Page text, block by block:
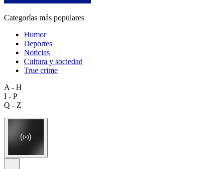
Categorías más populares
Humor
Deportes
Noticias
Cultura y sociedad
True crime
A - H
I - P
Q - Z